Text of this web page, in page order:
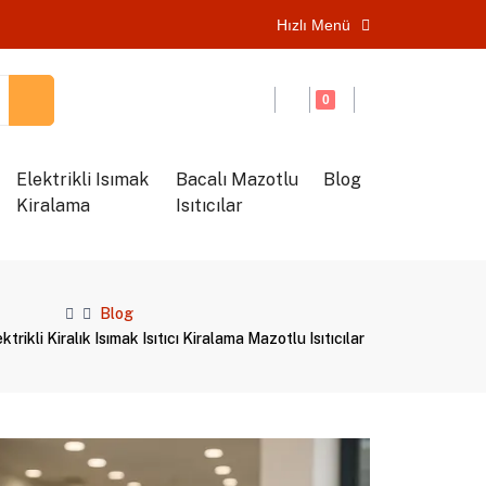
Hızlı Menü
0
Elektrikli Isımak
Kiralama
Bacalı Mazotlu
Isıtıcılar
Blog
Blog
Kiralık Isımak Isıtıcı Kiralama Mazotlu Isıtıcılar